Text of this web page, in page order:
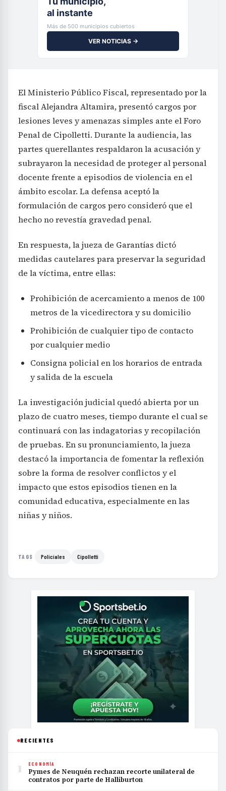
al instante
Más de 500 municipios cubiertos
VER NOTICIAS →
El Ministerio Público Fiscal, representado por la
fiscal Alejandra Altamira, presentó cargos por
lesiones leves y amenazas simples ante el Foro
Penal de Cipolletti. Durante la audiencia, las
partes querellantes respaldaron la acusación y
subrayaron la necesidad de proteger al personal
docente frente a episodios de violencia en el
ámbito escolar. La defensa aceptó la
formulación de cargos pero consideró que el
hecho no revestía gravedad penal.
En respuesta, la jueza de Garantías dictó
medidas cautelares para preservar la seguridad
de la víctima, entre ellas:
Prohibición de acercamiento a menos de 100
metros de la vicedirectora y su domicilio
Prohibición de cualquier tipo de contacto
por cualquier medio
Consigna policial en los horarios de entrada
y salida de la escuela
La investigación judicial quedó abierta por un
plazo de cuatro meses, tiempo durante el cual se
continuará con las indagatorias y recopilación
de pruebas. En su pronunciamiento, la jueza
destacó la importancia de fomentar la reflexión
sobre la forma de resolver conflictos y el
impacto que estos episodios tienen en la
comunidad educativa, especialmente en las
niñas y niños.
TAGS Policiales Cipolletti
RECIENTES
1 ECONOMÍA
Pymes de Neuquén rechazan recorte unilateral de
contratos por parte de Halliburton